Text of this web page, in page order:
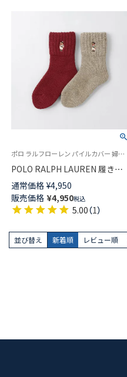
ポロ ラルフローレン パイルカバー 婦人 靴下 カジュアル 2025FW
POLO RALPH LAUREN 履き口
ゆったり プレミアムエコウール
混 総パイル ルームソックス コ
ロラドベア 刺しゅう ポロベア
クルー丈 レディース 日本製
通常価格 ¥4,950
販売価格 ¥4,950税込
5.00（1）
並び替え 新着順 レビュー順